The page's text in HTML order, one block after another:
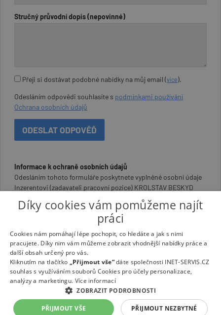
Stručný průvodní dopis (nepovinné)
Přeji si dostávat podobné nabídky na můj email (více).
Odesláním odpovědi souhlasíte s podmínkami používání
Ochrana osobních údajů
Informace k ochraně osobních údajů
Odesláním tohoto formuláře poskytnete vyplněné osobní údaje
Inzerentovi (zadavateli pracovní pozice) KROLSTAV BESKYD
s.r.o. (IČ 26800527), který může tyto údaje dále spravovat a
zpracovávat. Provozovatel upcr.cz (INET-SERVIS.CZ, s.r.o, IČ:
27523209) data odeslaná prostřednictvím tohoto formuláře
čase odešle Inzerentovi.Více...
UkažPráci.cz| Nabídka práce - zaměstnání
Informace o webu a kontakt na provozovatele|Podmínky webu|Vložit
Odběr novinek| Odstranění inzerátu|Nastavení cookies
Díky cookies vám pomůžeme najít
práci
Cookies nám pomáhají lépe pochopit, co hledáte a jak s nimi
pracujete. Díky nim vám můžeme zobrazit vhodnější nabídky práce a
další obsah určený pro vás.
Kliknutím na tlačítko „Přijmout vše“dáte společnosti INET-SERVIS.CZ
souhlas s využíváním souborů Cookies pro účely personalizace,
analýzy a marketingu. Více informací
ZOBRAZIT PODROBNOSTI
PŘIJMOUT VŠE PŘIJMOUT NEZBYTNÉ